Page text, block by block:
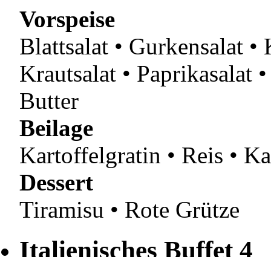
Vorspeise
Blattsalat • Gurkensalat •
Krautsalat • Paprikasalat
Butter
Beilage
Kartoffelgratin • Reis •
Dessert
Tiramisu • Rote Grütze
Italienisches Buffet 4